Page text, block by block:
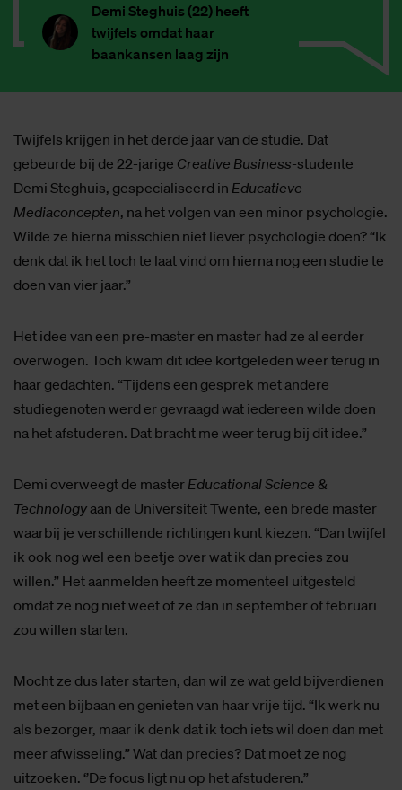
Demi Steghuis (22) heeft
twijfels omdat haar
baankansen laag zijn
Twijfels krijgen in het derde jaar van de studie. Dat
gebeurde bij de 22-jarige Creative Business-studente
Demi Steghuis, gespecialiseerd in Educatieve
Mediaconcepten, na het volgen van een minor psychologie.
Wilde ze hierna misschien niet liever psychologie doen? “Ik
denk dat ik het toch te laat vind om hierna nog een studie te
doen van vier jaar.”
Het idee van een pre-master en master had ze al eerder
overwogen. Toch kwam dit idee kortgeleden weer terug in
haar gedachten. “Tijdens een gesprek met andere
studiegenoten werd er gevraagd wat iedereen wilde doen
na het afstuderen. Dat bracht me weer terug bij dit idee.”
Demi overweegt de master Educational Science &
Technology aan de Universiteit Twente, een brede master
waarbij je verschillende richtingen kunt kiezen. “Dan twijfel
ik ook nog wel een beetje over wat ik dan precies zou
willen.” Het aanmelden heeft ze momenteel uitgesteld
omdat ze nog niet weet of ze dan in september of februari
zou willen starten.
Mocht ze dus later starten, dan wil ze wat geld bijverdienen
met een bijbaan en genieten van haar vrije tijd. “Ik werk nu
als bezorger, maar ik denk dat ik toch iets wil doen dan met
meer afwisseling.” Wat dan precies? Dat moet ze nog
uitzoeken. ‘’De focus ligt nu op het afstuderen.”